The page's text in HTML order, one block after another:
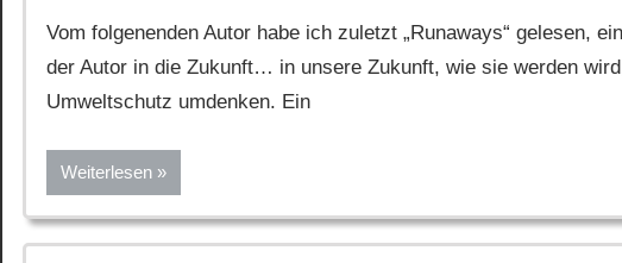
Vom folgenenden Autor habe ich zuletzt „Runaways“ gelesen,
der Autor in die Zukunft… in unsere Zukunft, wie sie werden
Umweltschutz umdenken. Ein
Weiterlesen